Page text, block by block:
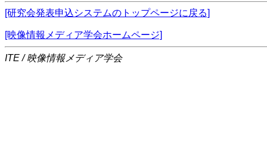
[研究会発表申込システムのトップページに戻る]
[映像情報メディア学会ホームページ]
ITE / 映像情報メディア学会